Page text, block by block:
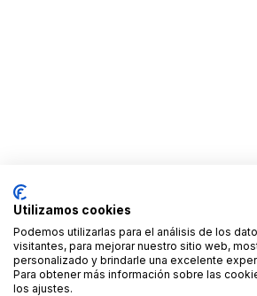
Utilizamos cookies
Podemos utilizarlas para el análisis de los
visitantes, para mejorar nuestro sitio web,
personalizado y brindarle una excelente
Para obtener más información sobre las
los ajustes.